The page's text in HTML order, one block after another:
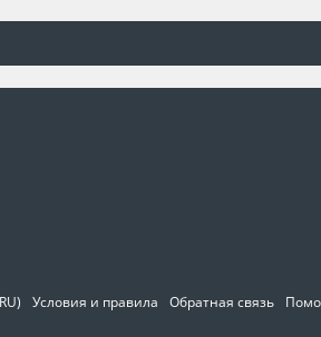
Условия и правила Обратная связь